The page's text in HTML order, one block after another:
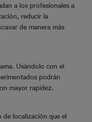
a los profesionales a
reducir la
de manera más
Usándolo con el
podrán
mayor rapidez.
de localización que el